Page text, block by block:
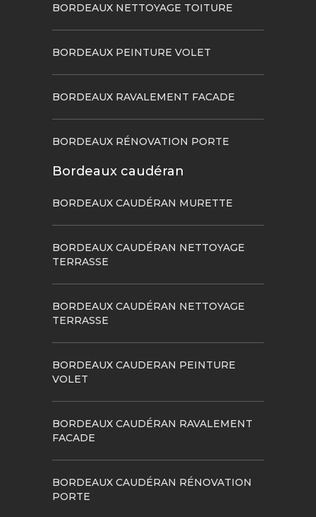
BORDEAUX NETTOYAGE TOITURE
BORDEAUX PEINTURE VOLET
BORDEAUX RAVALEMENT FACADE
BORDEAUX RÉNOVATION PORTE
Bordeaux caudéran
BORDEAUX CAUDÉRAN MURETTE
BORDEAUX CAUDÉRAN NETTOYAGE
TERRASSE
BORDEAUX CAUDÉRAN NETTOYAGE
TERRASSE
BORDEAUX CAUDERAN PEINTURE
VOLET
BORDEAUX CAUDÉRAN RAVALEMENT
FACADE
BORDEAUX CAUDÉRAN RÉNOVATION
PORTE